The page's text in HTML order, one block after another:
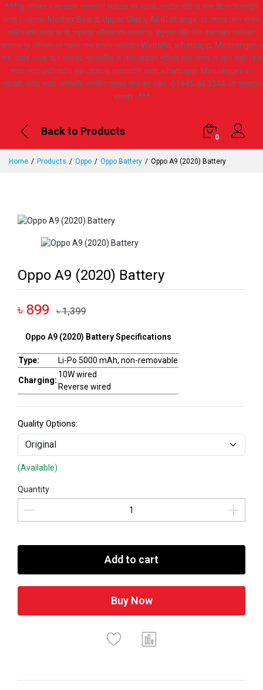
***নূর টেলিকম এ আপনাকে স্বাগতম ! আমাদের সব ধরনের মোবাইল পার্টসের উপর বিশেষ ডিসকাউন্ট
চলছে। এছাড়াও Mother Board, Upper Glass, All IC change এর ক্ষেত্রে কোন প্রকার
সার্ভিস চার্জ নেওয়া হয় না, শুধুমাত্র পার্টসের দাম নেওয়া হয়. বসুন্ধরা সিটি শপিং কমপ্লেক্সে অবস্থিত
আমাদের নূর টেলিকম এর প্রধান শাখা ছাড়াও অনলাইনে Website, whatsapp, Messenger এ
পণ্য অর্ডার নেওয়া হয়। আপনার প্রয়োজনীয় যে কোন মোবাইল পার্টসের জন্য দেশের যে কোন স্থান থেকে
সহজে পেতে এখনি অর্ডার করুন আমাদের ওয়েবসাইটে অথবা whatsapp, Messenger এ।
প্রোডাক্ট অর্ডার অথবা ডেলিভারি সম্পর্কিত তথ্যের জন্য কল করুন : 01945-663344 এই নাম্বারে।
ধন্যবাদ।***
Back to Products
0
Home Products Oppo Oppo Battery Oppo A9 (2020) Battery
Oppo A9 (2020) Battery
৳ 899 ৳ 1,399
Oppo A9 (2020) Battery Specifications
Type: Li-Po 5000 mAh, non-removable
Charging:
10W wired
Reverse wired
Quality Options:
(Available)
Quantity
Add to cart
Buy Now